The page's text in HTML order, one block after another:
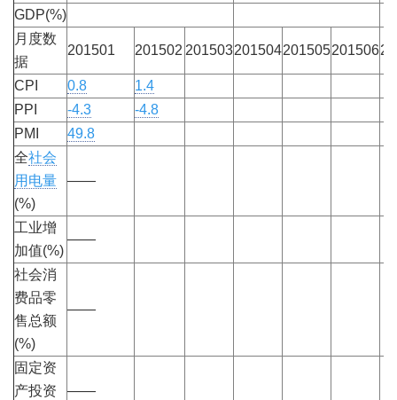
GDP(%)
月度数
据
201501 201502 201503201504201505201506
CPI 0.8
1.4
PPI
-4.3
-4.8
PMI
49.8
全社会
用电量
(%)
——
工业增
加值(%)
——
社会消
费品零
售总额
(%)
——
固定资
产投资
——